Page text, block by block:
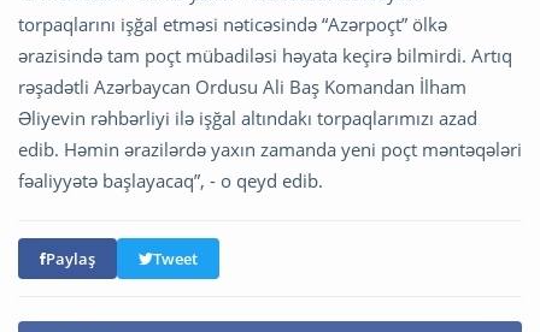
torpaqlarını işğal etməsi nəticəsində “Azərpoçt” ölkə
ərazisində tam poçt mübadiləsi həyata keçirə bilmirdi. Artıq
rəşadətli Azərbaycan Ordusu Ali Baş Komandan İlham
Əliyevin rəhbərliyi ilə işğal altındakı torpaqlarımızı azad
edib. Həmin ərazilərdə yaxın zamanda yeni poçt məntəqələri
fəaliyyətə başlayacaq”, - o qeyd edib.
Paylaş Tweet